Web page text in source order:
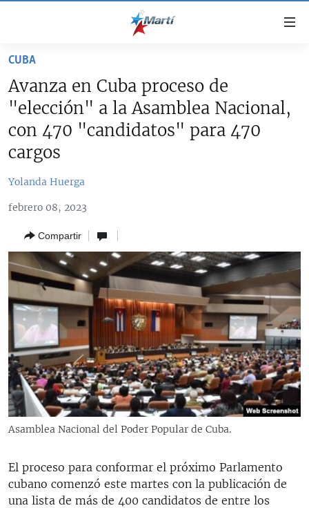
accesibilidad
al
contenido
principal
principal
búsqueda
CUBA
CUBA
DERECHOS HUMANOS
SOBRE CUBA
ESTADOS UNIDOS
ESTADOS UNIDOS
AMÉRICA LATINA
OPINIÓN GRÁFICA
AUDIOVISUALES MARTÍ
RADIO MARTÍ
ESPECIALES
ESPECIALES
LA REALIDAD DE LA VIVIENDA EN CUBA
LOS SANTOS DE HIALEAH
DESINFORMACIÓN RUSA EN AMÉRICA LATINA
MULTIMEDIA
EDITORIALES
SÍGUENOS
CUBA
Avanza en Cuba proceso de
"elección" a la Asamblea Nacional,
con 470 "candidatos" para 470
cargos
Yolanda Huerga
febrero 08, 2023
Compartir
Asamblea Nacional del Poder Popular de Cuba.
El proceso para conformar el próximo Parlamento
cubano comenzó este martes con la publicación de
una lista de más de 400 candidatos de entre los